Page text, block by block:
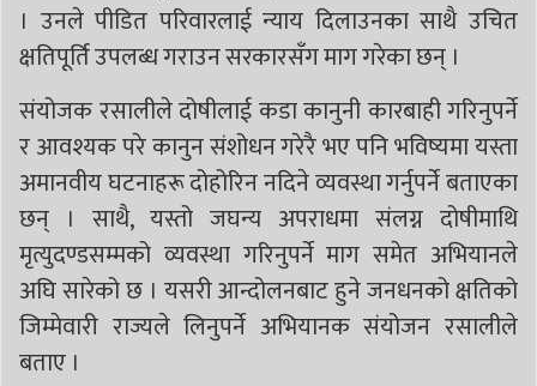
। उनले पीडित परिवारलाई न्याय दिलाउनका साथै उचित
क्षतिपूर्ति उपलब्ध गराउन सरकारसँग माग गरेका छन् ।
संयोजक रसालीले दोषीलाई कडा कानुनी कारबाही गरिनुपर्ने
र आवश्यक परे कानुन संशोधन गरेरै भए पनि भविष्यमा यस्ता
अमानवीय घटनाहरू दोहोरिन नदिने व्यवस्था गर्नुपर्ने बताएका
छन् । साथै, यस्तो जघन्य अपराधमा संलग्न दोषीमाथि
मृत्युदण्डसम्मको व्यवस्था गरिनुपर्ने माग समेत अभियानले
अघि सारेको छ । यसरी आन्दोलनबाट हुने जनधनको क्षतिको
जिम्मेवारी राज्यले लिनुपर्ने अभियानक संयोजन रसालीले
बताए ।